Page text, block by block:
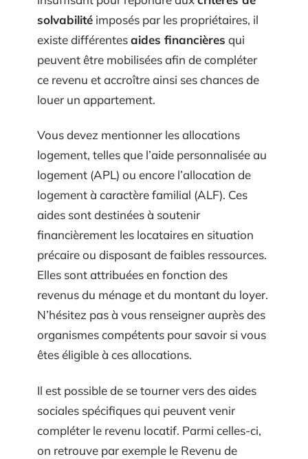
solvabilité imposés par les propriétaires, il
existe différentesaides financières qui
peuvent être mobilisées afin de compléter
ce revenu et accroître ainsi ses chances de
louer un appartement.
Vous devez mentionner les allocations
logement, telles que l’aide personnalisée au
logement (APL) ou encore l’allocation de
logement à caractère familial (ALF). Ces
aides sont destinées à soutenir
financièrement les locataires en situation
précaire ou disposant de faibles ressources.
Elles sont attribuées en fonction des
revenus du ménage et du montant du loyer.
N’hésitez pas à vous renseigner auprès des
organismes compétents pour savoir si vous
êtes éligible à ces allocations.
Il est possible de se tourner vers des aides
sociales spécifiques qui peuvent venir
compléter le revenu locatif. Parmi celles-ci,
on retrouve par exemple le Revenu de